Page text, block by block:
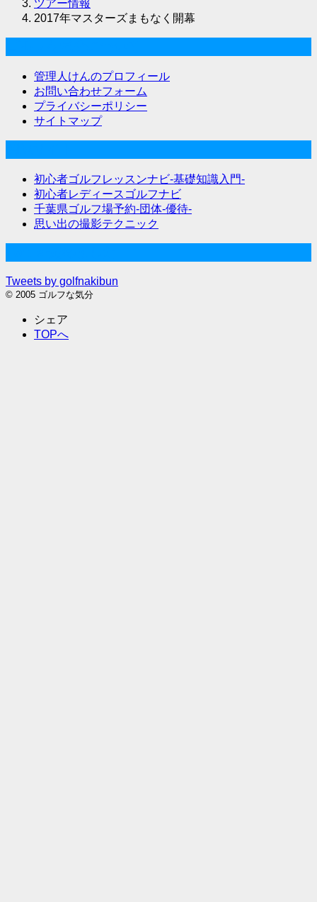
ツアー情報
2017年マスターズまもなく開幕
管理人けんのプロフィール
お問い合わせフォーム
プライバシーポリシー
サイトマップ
初心者ゴルフレッスンナビ-基礎知識入門-
初心者レディースゴルフナビ
千葉県ゴルフ場予約-団体-優待-
思い出の撮影テクニック
Tweets by golfnakibun
© 2005 ゴルフな気分
シェア
TOPへ